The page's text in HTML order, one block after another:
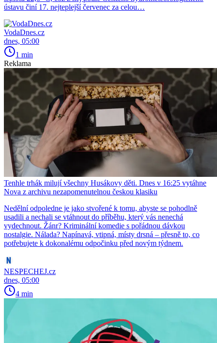
ústavu činí 17. nejteplejší červenec za celou…
VodaDnes.cz
dnes, 05:00
1 min
Reklama
Tenhle trhák milují všechny Husákovy děti. Dnes v 16:25 vytáhne
Nova z archivu nezapomenutelnou českou klasiku
Nedělní odpoledne je jako stvořené k tomu, abyste se pohodlně
usadili a nechali se vtáhnout do příběhu, který vás nenechá
vydechnout. Žánr? Kriminální komedie s pořádnou dávkou
nostalgie. Nálada? Napínavá, vtipná, místy drsná – přesně to, co
potřebujete k dokonalému odpočinku před novým týdnem.
NESPECHEJ.cz
dnes, 05:00
4 min